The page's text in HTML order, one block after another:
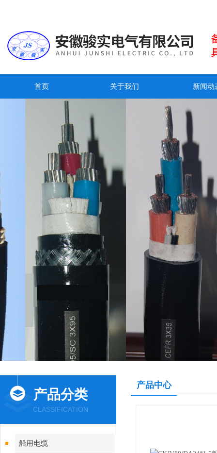
首页 关于我们 新闻动
产品分类
CLASSIFICATION
船用电缆
产品中心